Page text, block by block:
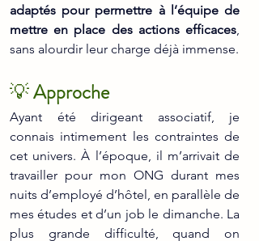
adaptés pour permettre à l’équipe de
mettre en place des actions efficaces,
sans alourdir leur charge déjà immense.
💡 Approche
Ayant été dirigeant associatif, je
connais intimement les contraintes de
cet univers. À l’époque, il m’arrivait de
travailler pour mon ONG durant mes
nuits d’employé d’hôtel, en parallèle de
mes études et d’un job le dimanche. La
plus grande difficulté, quand on